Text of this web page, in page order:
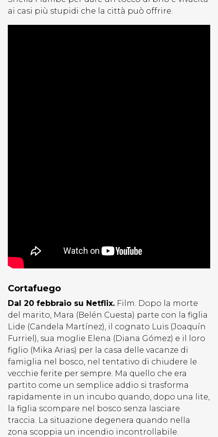
ai casi più stupidi che la città può offrire.
Cortafuego
Dal 20 febbraio su Netflix. Film. Dopo la morte
del marito, Mara (Belén Cuesta) parte con la figlia
Lide (Candela Martínez), il cognato Luis (Joaquín
Furriel), sua moglie Elena (Diana Gómez) e il loro
figlio (Mika Arias) per la casa delle vacanze di
famiglia nel bosco, nel tentativo di chiudere le
vecchie ferite per sempre. Ma quello che era
partito come un semplice addio si trasforma
rapidamente in un incubo quando, dopo una lite,
la figlia scompare nel bosco senza lasciare
traccia. La situazione degenera quando nella
zona scoppia un incendio incontrollabile.